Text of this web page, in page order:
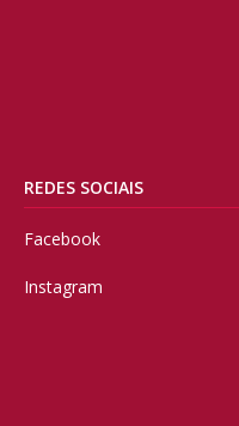
REDES SOCIAIS
Facebook
Instagram